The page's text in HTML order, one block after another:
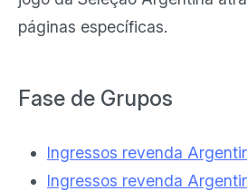
páginas específicas.
Fase de Grupos
Ingressos revenda
Ingressos revenda